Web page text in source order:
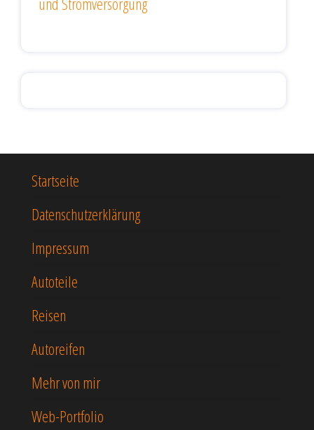
Startseite
Datenschutzerklärung
Impressum
Autoteile
Reisen
Autoreifen
Mehr von mir
Web-Portfolio